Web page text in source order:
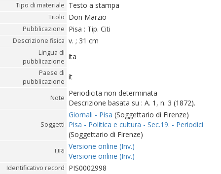
Tipo di materiale Testo a stampa
Titolo Don Marzio
Pubblicazione Pisa : Tip. Citi
Descrizione fisica v. ; 31 cm
Lingua di
pubblicazione
ita
Paese di
pubblicazione
it
Note
Periodicita non determinata
Descrizione basata su : A. 1, n. 3 (1872).
Soggetti
Giornali - Pisa (Soggettario di Firenze)
Pisa - Politica e cultura - Sec.19. - Periodici
(Soggettario di Firenze)
URI
Versione online (Inv.)
Versione online (Inv.)
Identificativo record PIS0002998